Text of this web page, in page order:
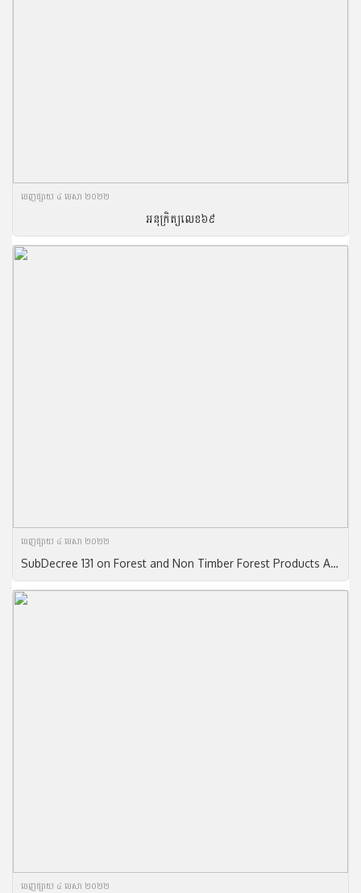
ចេញ​ផ្សាយ​ ៤ មេសា ២០២២
អនុក្រិត្យលេខ​៦៩
ចេញ​ផ្សាយ​ ៤ មេសា ២០២២
SubDecree 131 on Forest and Non Timber Forest Products Allow
ចេញ​ផ្សាយ​ ៤ មេសា ២០២២